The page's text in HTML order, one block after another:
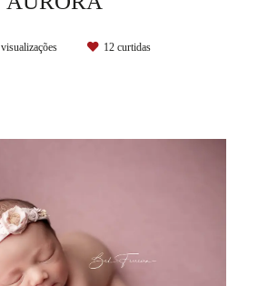
visualizações 12 curtidas